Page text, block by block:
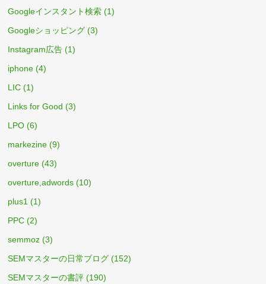
Googleインスタント検索 (1)
Googleショッピング (3)
Instagram広告 (1)
iphone (4)
LIC (1)
Links for Good (3)
LPO (6)
markezine (9)
overture (43)
overture,adwords (10)
plus1 (1)
PPC (2)
semmoz (3)
SEMマスターの日常ブログ (152)
SEMマスターの書評 (190)